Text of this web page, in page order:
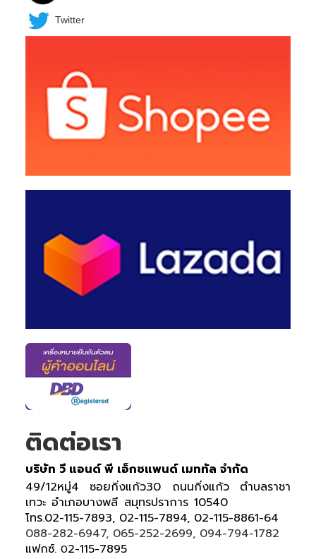
Twitter
ติดต่อเรา
บริษัท วี แอนด์ พี เอ็กซแพนด์ เมททัล จำกัด
49/12หมู่4 ซอยกิ่งแก้ว30 ถนนกิ่งแก้ว ตำบลราชา
เทวะ อำเภอบางพลี สมุทรปราการ 10540
โทร.02-115-7893, 02-115-7894, 02-115-8861-64
088-282-6947, 065-252-2699, 094-794-1782
แฟกซ์. 02-115-7895